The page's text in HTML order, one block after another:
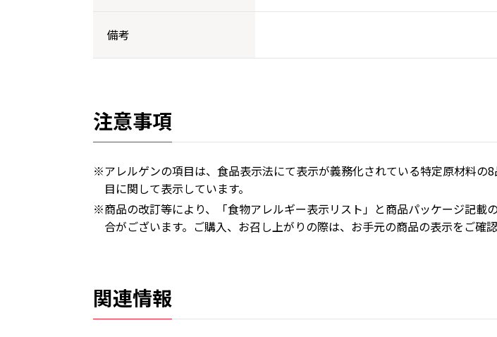
備考
注意事項
※アレルゲンの項目は、食品表示法にて表示が義務化されている特定原材料
目に関して表示しています。
※商品の改訂等により、「食物アレルギー表示リスト」と商品パッケージ記
合がございます。ご購入、お召し上がりの際は、お手元の商品の表示をご確認
関連情報